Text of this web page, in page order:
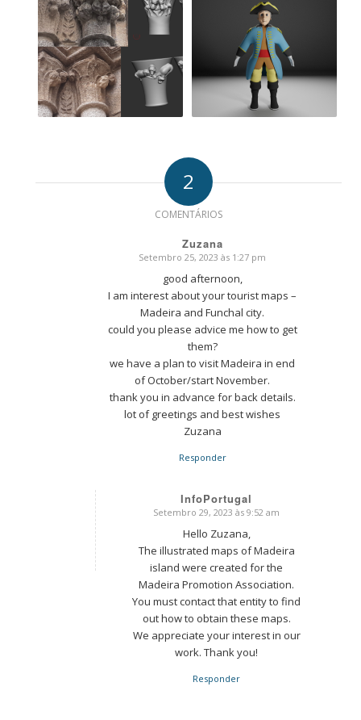
2
COMENTÁRIOS
Zuzana
Setembro 25, 2023 às 1:27 pm
good afternoon,
I am interest about your tourist maps –
Madeira and Funchal city.
could you please advice me how to get
them?
we have a plan to visit Madeira in end
of October/start November.
thank you in advance for back details.
lot of greetings and best wishes
Zuzana
Responder
InfoPortugal
says:Setembro 29, 2023 às 9:52 am
Hello Zuzana,
The illustrated maps of Madeira
island were created for the
Madeira Promotion Association.
You must contact that entity to find
out how to obtain these maps.
We appreciate your interest in our
work. Thank you!
Responder